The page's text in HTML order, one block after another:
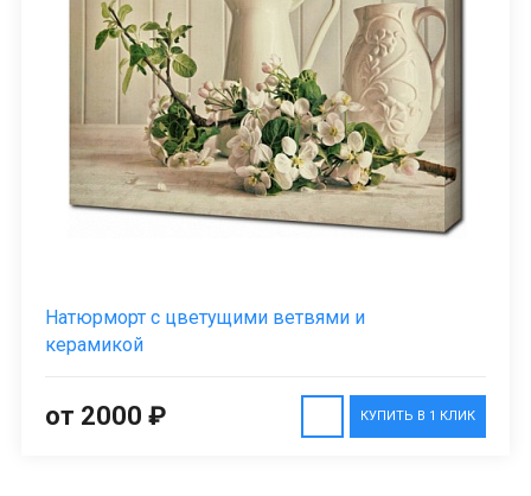
Натюрморт с цветущими ветвями и
керамикой
КУПИТЬ В 1 КЛИК
от 2000 ₽